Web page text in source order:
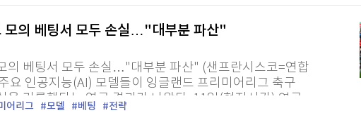
모의 베팅서 모두 손실…"대부분 파산"
의 베팅서 모두 손실…"대부분 파산" (샌프란시스코=연합
요 인공지능(AI) 모델들이 잉글랜드 프리미어리그 축구
을 기록했다는 연구 결과가 나왔다. 11일(현지시간) 영국
럴리즈닝이 공개한 '켈리벤치' 논문에...
어리그 모델 베팅 전략